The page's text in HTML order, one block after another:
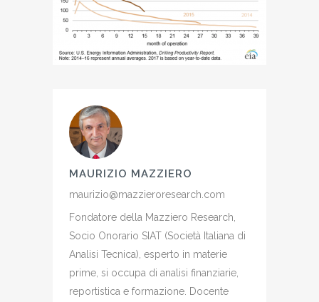
MAURIZIO MAZZIERO
maurizio@mazzieroresearch.com
Fondatore della Mazziero Research,
Socio Onorario SIAT (Società Italiana di
Analisi Tecnica), esperto in materie
prime, si occupa di analisi finanziarie,
reportistica e formazione. Docente